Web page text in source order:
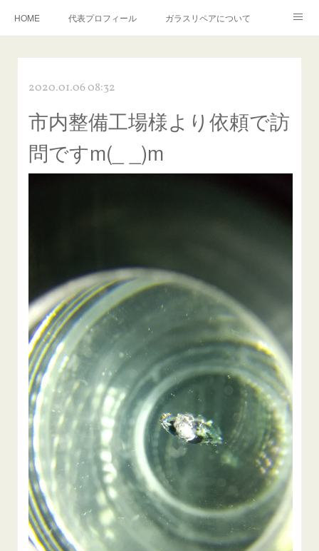
HOME 代表プロフィール ガラスリペアについて
飛び石施工料金について ガラスキズ取り/研磨・磨き・鱗取り
当店へのアクセス 建築ガラスキズ取り・研磨・磨き
【プロ使用】フッ素系ガラストリートメント『アクアペル』
当店の良心的価格の理由について
2020.01.06 08:32
市内整備工場様より依頼で訪
問ですm(_ _)m